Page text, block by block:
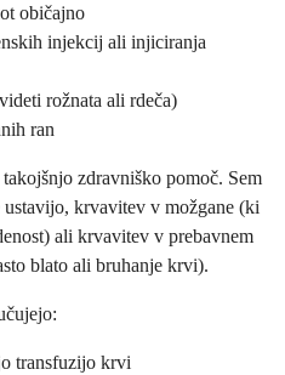
običajno
injekcij ali injiciranja
rožnata ali rdeča)
ran
zdravniško pomoč. Sem
krvavitev v možgane (ki
ali krvavitev v prebavnem
blato ali bruhanje krvi).
transfuzijo krvi